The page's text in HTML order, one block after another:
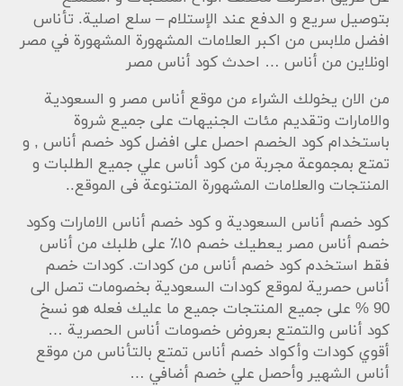
بتوصيل سريع و الدفع عند الإستلام – سلع اصلية. تأناس
افضل ملابس من اكبر العلامات المشهورة المشهورة في مصر
اونلاين من أناس … احدث كود أناس مصر
من الان يخولك الشراء من موقع أناس مصر و السعودية
والامارات وتقديم مئات الجنيهات على جميع شروة
باستخدام كود الخصم احصل على افضل كود خصم أناس , و
تمتع بمجموعة مجربة من كود أناس علي جميع الطلبات و
المنتجات والعلامات المشهورة المتنوعة فى الموقع..
كود خصم أناس السعودية و كود خصم أناس الامارات وكود
خصم أناس مصر يعطيك خصم ١٥٪ على طلبك من أناس
فقط استخدم كود خصم أناس من كودات. كودات خصم
أناس حصرية لموقع كودات السعودية بخصومات تصل الى
90 % على جميع المنتجات جميع ما عليك فعله هو نسخ
كود أناس والتمتع بعروض خصومات أناس الحصرية …
أقوي كودات وأكواد خصم أناس تمتع بالتأناس من موقع
أناس الشهير وأحصل علي خصم أضافي …